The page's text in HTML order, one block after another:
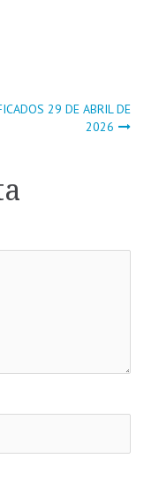
29 DE ABRIL DE
2026